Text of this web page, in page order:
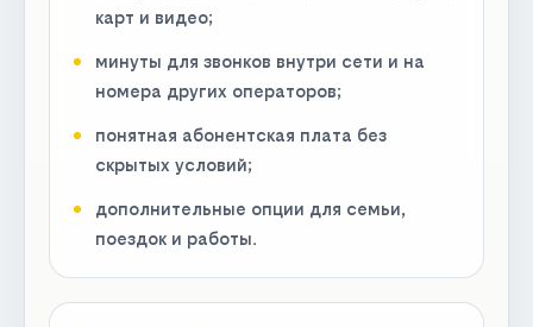
карт и видео;
минуты для звонков внутри сети и на
номера других операторов;
понятная абонентская плата без
скрытых условий;
дополнительные опции для семьи,
поездок и работы.